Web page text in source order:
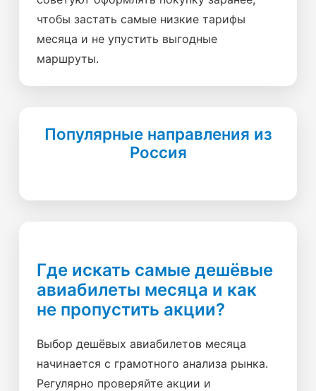
чтобы застать самые низкие тарифы
месяца и не упустить выгодные
маршруты.
Популярные направления из
Россия
Где искать самые дешёвые
авиабилеты месяца и как
не пропустить акции?
Выбор дешёвых авиабилетов месяца
начинается с грамотного анализа рынка.
Регулярно проверяйте акции и